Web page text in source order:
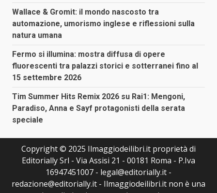
Wallace & Gromit: il mondo nascosto tra
automazione, umorismo inglese e riflessioni sulla
natura umana
Fermo si illumina: mostra diffusa di opere
fluorescenti tra palazzi storici e sotterranei fino al
15 settembre 2026
Tim Summer Hits Remix 2026 su Rai1: Mengoni,
Paradiso, Anna e Sayf protagonisti della serata
speciale
Copyright © 2025 Ilmaggiodeilibri.it proprietà di
Editorially Srl - Via Assisi 21 - 00181 Roma - P.Iva
16947451007 - legal@editorially.it -
redazione@editorially.it - Ilmaggiodeilibri.it non è una